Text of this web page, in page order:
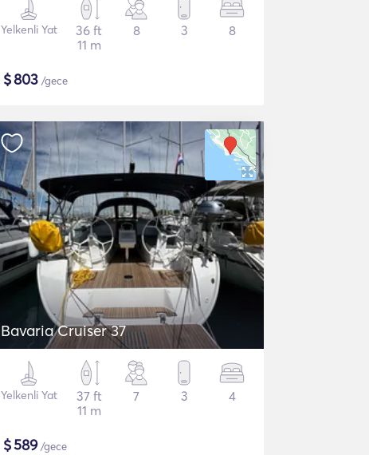
Yelkenli Yat
36 ft
11 m
8 3 8
$803 /gece
Bavaria Cruiser 37
Yelkenli Yat
37 ft
11 m
7 3 4
$589/gece